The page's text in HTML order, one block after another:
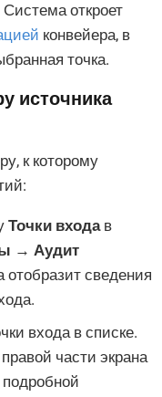
Система откроет
конвейера, в
точка.
источника
к которому
Точки входав
→ Аудит
отобразит сведения
входа в списке.
части экрана
подробной